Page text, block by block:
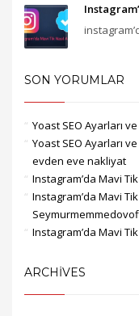
SON YORUMLAR
Yoast SEO Ayarları
Yoast SEO Ayarları
evden eve nakliyat
Instagram’da Mavi Tik
Instagram’da Mavi Tik
Instagram’da Mavi Tik
ARCHIVES